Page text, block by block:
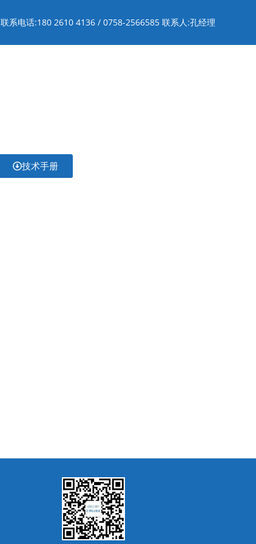
联系电话:180 2610 4136 / 0758-2566585 联系人:孔经理
技术手册